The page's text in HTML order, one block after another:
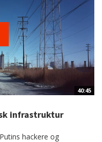
40:45
infrastruktur
hackere og